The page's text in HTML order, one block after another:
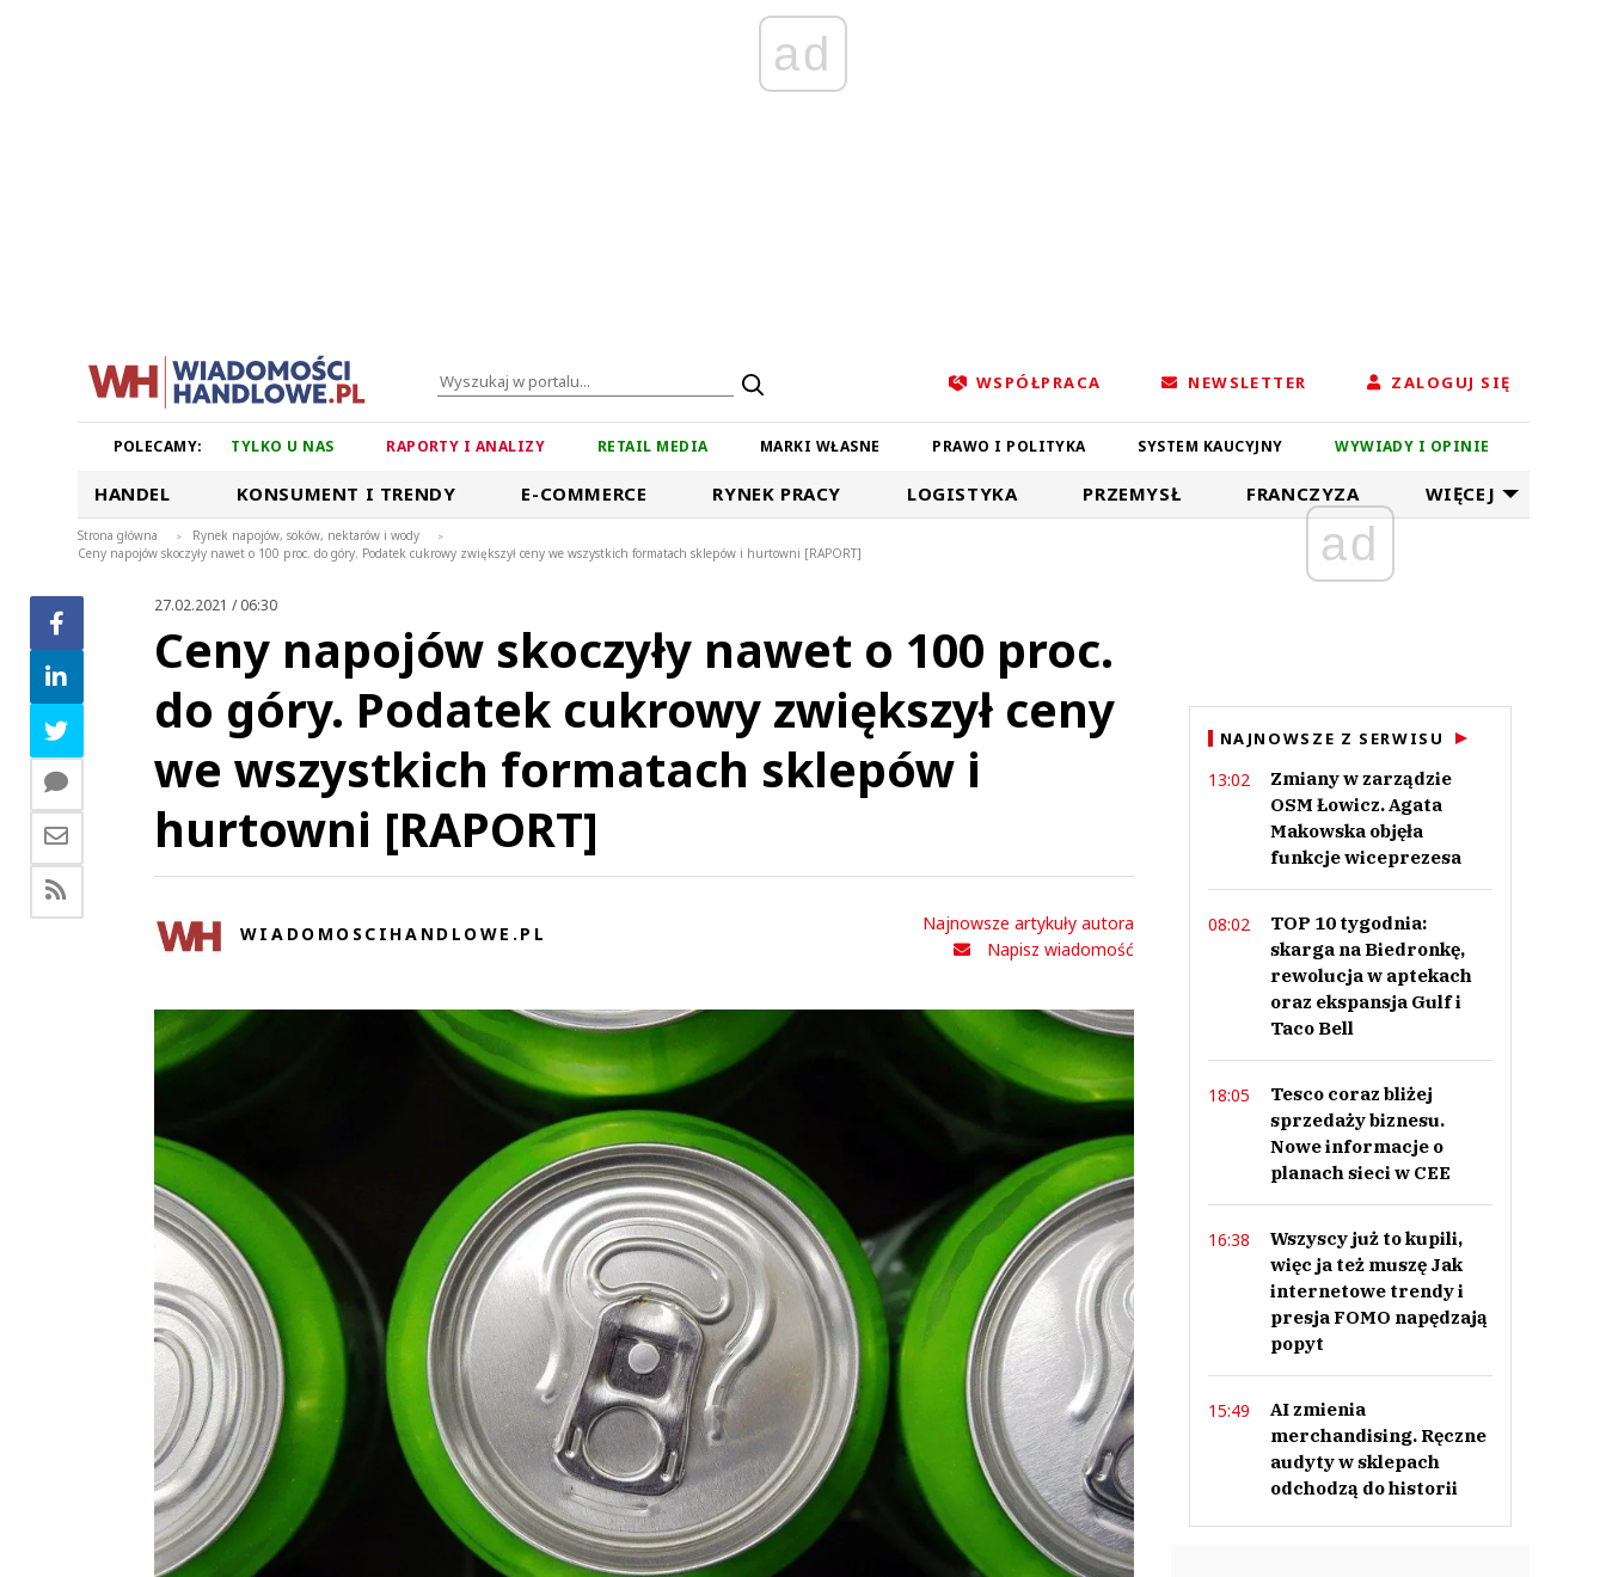
ad
WSPÓŁPRACA NEWSLETTER ZALOGUJ SIĘ
POLECAMY: TYLKO U NAS RAPORTY I ANALIZY RETAIL MEDIA MARKI WŁASNE PRAWO I POLITYKA SYSTEM KAUCYJNY WYWIADY I OPINIE
HANDEL KONSUMENT I TRENDY E-COMMERCE RYNEK PRACY LOGISTYKA PRZEMYSŁ FRANCZYZA WIĘCEJ
Strona główna > Rynek napojów, soków, nektarów i wody >
Ceny napojów skoczyły nawet o 100 proc. do góry. Podatek cukrowy zwiększył ceny we wszystkich formatach sklepów i hurtowni [RAPORT]
27.02.2021 / 06:30
Ceny napojów skoczyły nawet o 100 proc.
do góry. Podatek cukrowy zwiększył ceny
we wszystkich formatach sklepów i
hurtowni [RAPORT]
WIADOMOSCIHANDLOWE.PL
Najnowsze artykuły autora
Napisz wiadomość
ad
NAJNOWSZE Z SERWISU
13:02
Zmiany w zarządzie
OSM Łowicz. Agata
Makowska objęła
funkcje wiceprezesa
08:02
TOP 10 tygodnia:
skarga na Biedronkę,
rewolucja w aptekach
oraz ekspansja Gulf i
Taco Bell
18:05
Tesco coraz bliżej
sprzedaży biznesu.
Nowe informacje o
planach sieci w CEE
16:38
Wszyscy już to kupili,
więc ja też muszę Jak
internetowe trendy i
presja FOMO napędzają
popyt
15:49
AI zmienia
merchandising. Ręczne
audyty w sklepach
odchodzą do historii